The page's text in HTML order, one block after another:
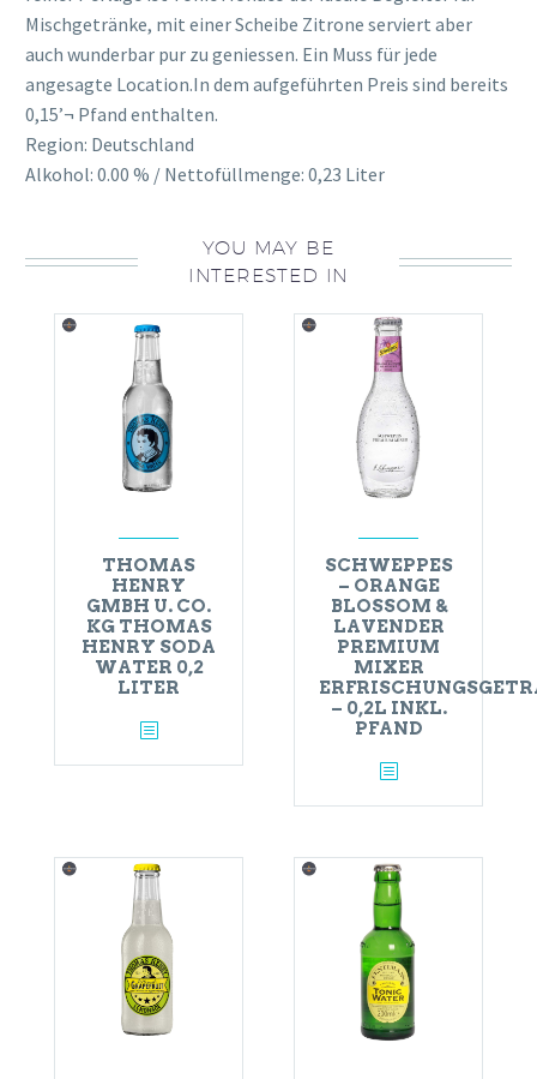
Mischgetränke, mit einer Scheibe Zitrone serviert aber
auch wunderbar pur zu geniessen. Ein Muss für jede
angesagte Location.In dem aufgeführten Preis sind bereits
0,15’¬ Pfand enthalten.
Region: Deutschland
Alkohol: 0.00 % / Nettofüllmenge: 0,23 Liter
YOU MAY BE
INTERESTED IN
THOMAS
HENRY
GMBH U. CO.
KG THOMAS
HENRY SODA
WATER 0,2
LITER
SCHWEPPES
– ORANGE
BLOSSOM &
LAVENDER
PREMIUM
MIXER
– 0,2L INKL.
PFAND